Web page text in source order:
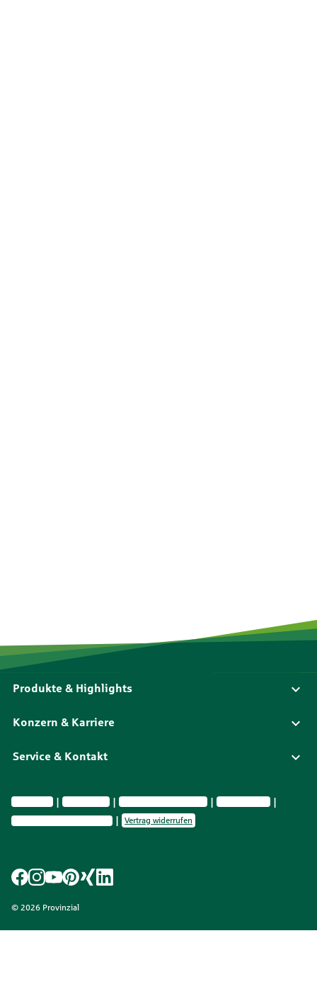
Produkte & Highlights
Konzern & Karriere
Service & Kontakt
Impressum Datenschutz Vermittlerinformationen
Nachhaltigkeit
Privatsphäre-Einstellungen
Vertrag widerrufen